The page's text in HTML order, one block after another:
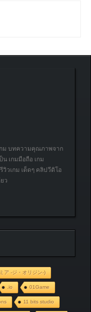
กม บทความคุณภาพจาก
เกมมือถือ เกม
วิวเกม เด็ดๆ คลิปวีดิโอ
ว
ア ‐ジ・オリジン‐)
.io 01Game
11 bits studio